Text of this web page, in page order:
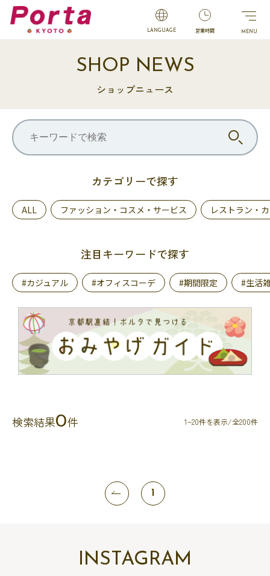
LANGUAGE 営業時間
SHOP NEWS
ショップニュース
カテゴリーで探す
ALL ファッション・コスメ・サービス レストラン・
注目キーワードで探す
#カジュアル #オフィスコーデ #期間限定 #生活
検索結果0件 1~20件を表示/全200件
1
INSTAGRAM